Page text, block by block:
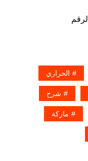
الحراري
شرح
ماركة